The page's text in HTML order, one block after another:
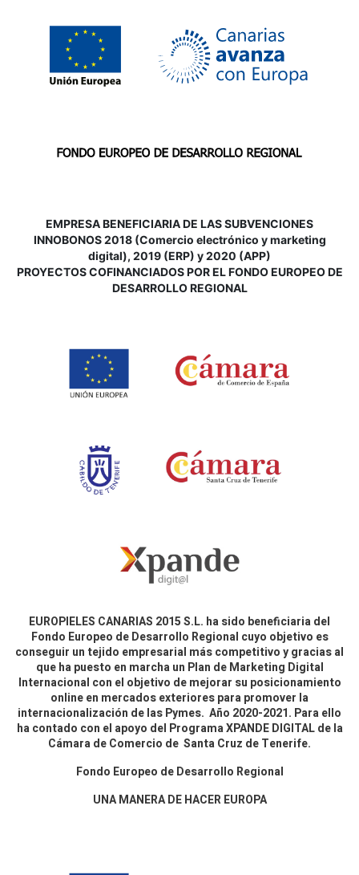
EMPRESA BENEFICIARIA DE LAS SUBVENCIONES
INNOBONOS 2018 (Comercio electrónico y marketing
digital), 2019 (ERP) y 2020 (APP)
PROYECTOS COFINANCIADOS POR EL FONDO EUROPEO DE
DESARROLLO REGIONAL
EUROPIELES CANARIAS 2015 S.L. ha sido beneficiaria del
Fondo Europeo de Desarrollo Regional cuyo objetivo es
conseguir un tejido empresarial más competitivo y gracias al
que ha puesto en marcha un Plan de Marketing Digital
Internacional con el objetivo de mejorar su posicionamiento
online en mercados exteriores para promover la
internacionalización de las Pymes. Año 2020-2021. Para ello
ha contado con el apoyo del Programa XPANDE DIGITAL de la
Cámara de Comercio de Santa Cruz de Tenerife.
Fondo Europeo de Desarrollo Regional
UNA MANERA DE HACER EUROPA